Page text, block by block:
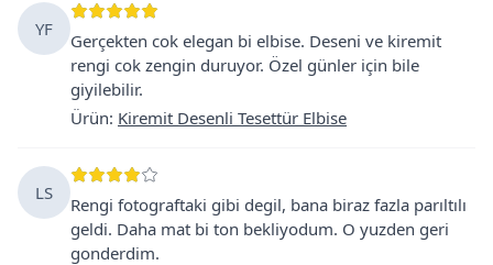
YF
Gerçekten cok elegan bi elbise. Deseni ve kiremit
rengi cok zengin duruyor. Özel günler için bile
giyilebilir.
Ürün: Kiremit Desenli Tesettür Elbise
LS
Rengi fotograftaki gibi degil, bana biraz fazla parıltılı
geldi. Daha mat bi ton bekliyodum. O yuzden geri
gonderdim.